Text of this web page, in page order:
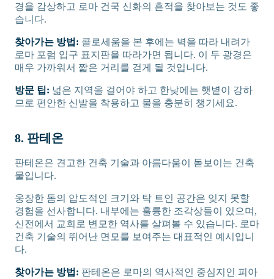
경을 감상하고 로마 건국 신화의 흔적을 찾아보는 것도 좋
습니다.
찾아가는 방법: 콜로세움을 본 후에는 벽을 따라 내려가
로마 포럼 입구 표지판을 따라가면 됩니다. 이 두 광경은
매우 가까워서 짧은 거리를 걷게 될 것입니다.
방문 팁: 넓은 지역을 걸어야 하고 한낮에는 햇볕이 강하
므로 편안한 신발을 착용하고 물을 충분히 챙기세요.
8. 판테온
판테온은 견고한 건축 기술과 아름다움이 돋보이는 건축
물입니다.
웅장한 돔의 압도적인 크기와 탁 트인 공간은 잊지 못할
경험을 선사합니다. 내부에는 훌륭한 조각상들이 있으며,
신전에서 교회로 변모한 역사를 살펴볼 수 있습니다. 로마
건축 기술의 뛰어난 면모를 보여주는 대표적인 예시입니
다.
찾아가는 방법: 판테온은 로마의 역사적인 중심지인 피아